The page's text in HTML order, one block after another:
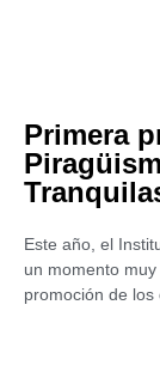
Primera
Este año, el
un momento
promoción de